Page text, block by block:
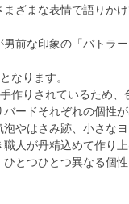
ざまな表情で語りかけ
前な印象の「バトラー
なります。
作りされているため、
ードそれぞれの個性が
泡やはさみ跡、小さな
職人が丹精込めて作り
ひとつひとつ異なる個